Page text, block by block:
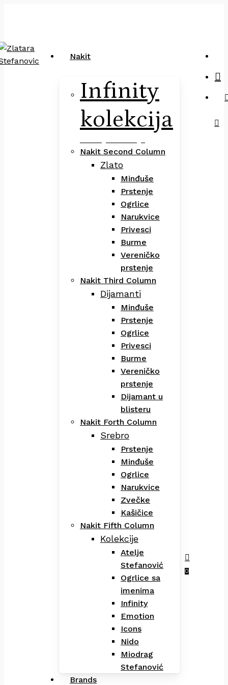
content
search
0
Menu
Nakit
Infinity
kolekcija
Nakit Second Column
Zlato
Minđuše
Prstenje
Ogrlice
Narukvice
Privesci
Burme
Vereničko
prstenje
Nakit Third Column
Dijamanti
Minđuše
Prstenje
Ogrlice
Privesci
Burme
Vereničko
prstenje
Dijamant u
blisteru
Nakit Forth Column
Srebro
Prstenje
Minđuše
Ogrlice
Narukvice
Zvečke
Kašičice
Nakit Fifth Column
Kolekcije
Atelje
Stefanović
Ogrlice sa
imenima
Infinity
Emotion
Icons
Nido
Miodrag
Stefanović
Brands